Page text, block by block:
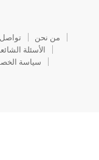
من نحن تواصل
الأسئلة
سياسة